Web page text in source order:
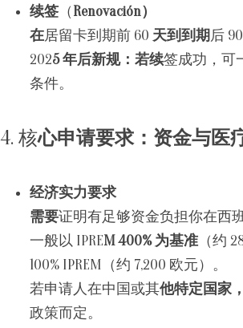
续签 （Renovación）
在居留卡到期前 60 天到到期后 90
2025 年后新规：若续签成功，可
条件。
4. 核心申请要求：资金与医
经济实力要求
需要证明有足够资金负担你在西
一般以 IPREM 400% 为基准 （约
100% IPREM（约 7,200 欧元）。
若申请人在中国或其他特定国家
政策而定。